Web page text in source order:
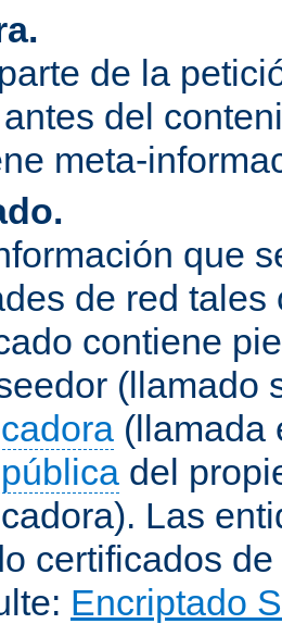
de la
del
meta-
que
de red
contiene
(llamado
(llamada
del
Las
certificados
Encriptado